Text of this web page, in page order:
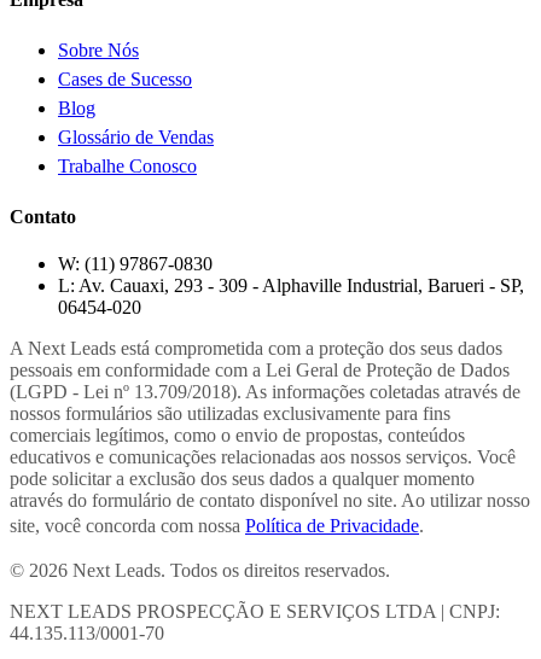
Sobre Nós
Cases de Sucesso
Blog
Glossário de Vendas
Trabalhe Conosco
Contato
W: (11) 97867-0830
L: Av. Cauaxi, 293 - 309 - Alphaville Industrial, Barueri - SP,
06454-020
A Next Leads está comprometida com a proteção dos seus dados
pessoais em conformidade com a Lei Geral de Proteção de Dados
(LGPD - Lei nº 13.709/2018). As informações coletadas através de
nossos formulários são utilizadas exclusivamente para fins
comerciais legítimos, como o envio de propostas, conteúdos
educativos e comunicações relacionadas aos nossos serviços. Você
pode solicitar a exclusão dos seus dados a qualquer momento
através do formulário de contato disponível no site. Ao utilizar nosso
site, você concorda com nossa Política de Privacidade.
© 2026 Next Leads. Todos os direitos reservados.
NEXT LEADS PROSPECÇÃO E SERVIÇOS LTDA | CNPJ:
44.135.113/0001-70